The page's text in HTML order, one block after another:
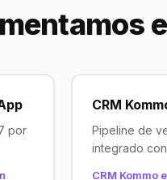
por
CRM
Pipeline de
integrado
CRM Kommo